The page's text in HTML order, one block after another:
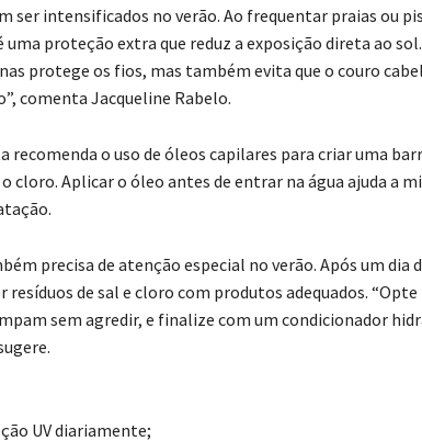
ser intensificados no verão. Ao frequentar praias ou
uma proteção extra que reduz a exposição direta ao sol.
protege os fios, mas também evita que o couro
comenta Jacqueline Rabelo.
recomenda o uso de óleos capilares para criar uma
cloro. Aplicar o óleo antes de entrar na água ajuda a
precisa de atenção especial no verão. Após um dia
resíduos de sal e cloro com produtos adequados.
sem agredir, e finalize com um condicionador
UV diariamente;